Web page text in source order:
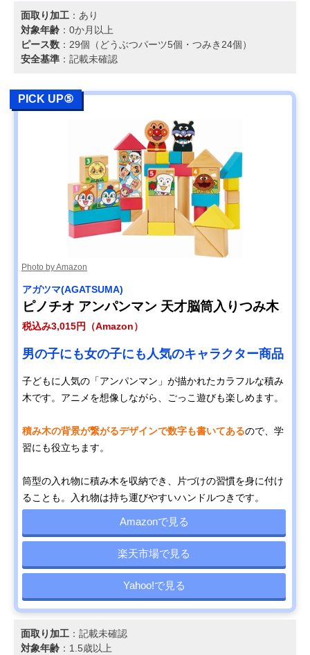
面取り加工 ：あり
対象年齢 ：0か月以上
ピース数 ：29個（どうぶつパーツ5個・つみき24個）
安全基準 ：記載未確認
PICK UP⑤
Photo by Amazon
アガツマ(AGATSUMA)
ピノチオ アンパンマン 天才脳筒入りつみ木
税込み3,015円（Amazon）
男の子にも女の子にも人気のキャラクター商品
子どもに人気の「アンパンマン」が描かれたカラフルな積み
木です。アニメを想像しながら、ごっこ遊びも楽しめます。
積み木の背景が繋がるデザインで数字も書いてあるので、学
習にも役立ちます。
筒型の入れ物に積み木を収納でき、片づけの習慣を身に付け
ることも。入れ物は持ち運びやすいハンドルつきです。
Amazonで見る
楽天市場で見る
Yahoo!で見る
面取り加工 ：記載未確認
対象年齢 ：1.5歳以上